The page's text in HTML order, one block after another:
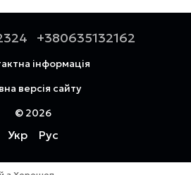
+380635132162
інформація
версія сайту
© 2026
Укр Рус